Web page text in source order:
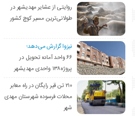
روایتی از عشایر مهدیشهر در
طولانی‌ترین مسیر کوچ کشور
نیزوا گزارش می‌دهد؛
۶۶ واحد آماده تحویل در
پروژه۱۳۸ واحدی مهدیشهر
۲۱۰ تن قیر رایگان در راه معابر
محلات فرسوده شهرستان مهدی
شهر